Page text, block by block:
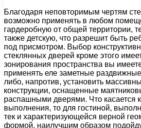
Благодаря неповторимым чертям
возможно применять в любом
гардеробную от общей территории,
также детскую, что разрешит быть
под присмотром. Выбор
стеклянных дверей кроме этого
зонирования пространства вы
применять еле заметные
либо, напротив, установить
конструкции, оснащенные
распашными дверями. Что касается
выполнения, то для гостиной,
тек и характеризующейся верной
формой, наилучшим образом